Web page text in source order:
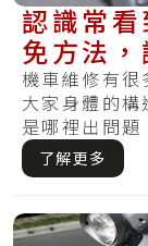
認識常
免方法
問題！
機車維修有很
大家身體的構
是哪裡出問題
反而.....
了解更多